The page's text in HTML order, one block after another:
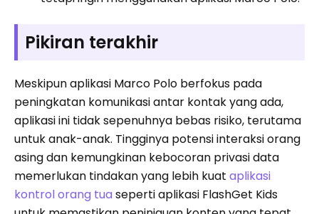
Pikiran terakhir
Meskipun aplikasi Marco Polo berfokus pada
peningkatan komunikasi antar kontak yang ada,
aplikasi ini tidak sepenuhnya bebas risiko, terutama
untuk anak-anak. Tingginya potensi interaksi orang
asing dan kemungkinan kebocoran privasi data
memerlukan tindakan yang lebih kuat aplikasi
kontrol orang tua seperti aplikasi FlashGet Kids